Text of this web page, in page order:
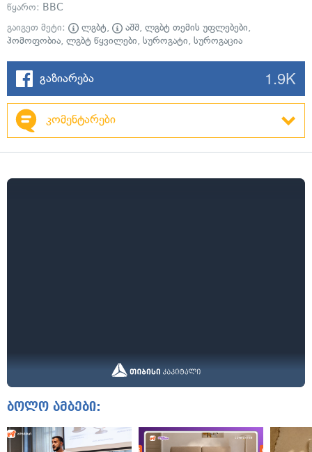
წყარო: BBC
გაიგეთ მეტი:
ლგბტ, აშშ, ლგბტ თემის უფლებები,
ჰომოფობია, ლგბტ წყვილები, სუროგატი, სუროგაცია
გაზიარება 1.9K
კომენტარები
ბოლო ამბები: